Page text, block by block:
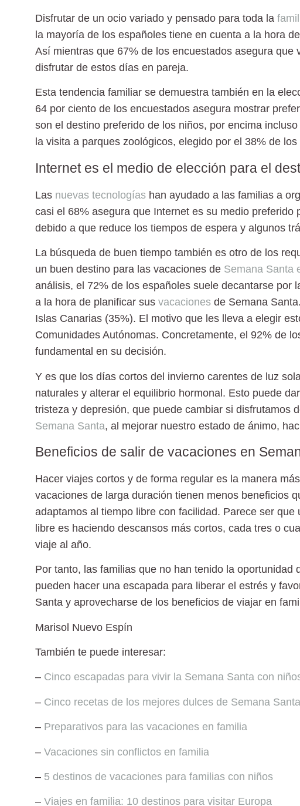
Disfrutar de un ocio variado y pensado para toda la
la mayoría de los españoles tiene en cuenta a la hora
Así mientras que 67% de los encuestados asegura que
disfrutar de estos días en pareja.
Esta tendencia familiar se demuestra también en la
64 por ciento de los encuestados asegura mostrar
son el destino preferido de los niños, por encima
la visita a parques zoológicos, elegido por el 38% de
Internet es el medio de elección para el
Las nuevas tecnologías han ayudado a las familias a
casi el 68% asegura que Internet es su medio preferido
debido a que reduce los tiempos de espera y algunos
La búsqueda de buen tiempo también es otro de los
un buen destino para las vacaciones de Semana Santa
análisis, el 72% de los españoles suele decantarse por
a la hora de planificar sus vacaciones de Semana
Islas Canarias (35%). El motivo que les lleva a elegir
Comunidades Autónomas. Concretamente, el 92% de
fundamental en su decisión.
Y es que los días cortos del invierno carentes de luz
naturales y alterar el equilibrio hormonal. Esto puede
tristeza y depresión, que puede cambiar si disfrutamos
Semana Santa, al mejorar nuestro estado de ánimo,
Beneficios de salir de vacaciones en
Hacer viajes cortos y de forma regular es la manera
vacaciones de larga duración tienen menos beneficios
adaptamos al tiempo libre con facilidad. Parece ser
libre es haciendo descansos más cortos, cada tres o
viaje al año.
Por tanto, las familias que no han tenido la oportunidad
pueden hacer una escapada para liberar el estrés y
Santa y aprovecharse de los beneficios de viajar en
Marisol Nuevo Espín
También te puede interesar:
– Cinco escapadas para vivir la Semana Santa con
– Cinco recetas de los mejores dulces de Semana Santa
– Preparativos para las vacaciones en familia
– Vacaciones sin conflictos en familia
– 5 destinos de vacaciones para familias con niños
– Viajes en familia: 10 destinos para visitar Europa